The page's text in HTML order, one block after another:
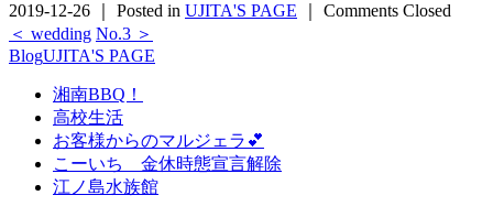
2019-12-26 ｜ Posted in UJITA'S PAGE
Comments Closed
＜ wedding No.3 ＞
BlogUJITA'S PAGE
湘南BBQ！
高校生活
お客様からのマルジェラ💕
こーいち 金休時態宣言解除
江ノ島水族館